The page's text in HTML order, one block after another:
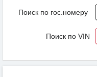
Поиск по гос.номеру
Поиск по VIN